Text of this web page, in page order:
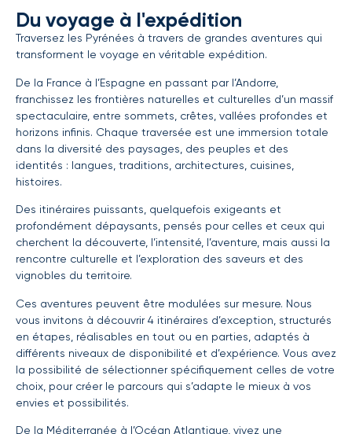
Du voyage à l'expédition
Traversez les Pyrénées à travers de grandes aventures qui
transforment le voyage en véritable expédition.
De la France à l’Espagne en passant par l’Andorre,
franchissez les frontières naturelles et culturelles d’un massif
spectaculaire, entre sommets, crêtes, vallées profondes et
horizons infinis. Chaque traversée est une immersion totale
dans la diversité des paysages, des peuples et des
identités : langues, traditions, architectures, cuisines,
histoires.
Des itinéraires puissants, quelquefois exigeants et
profondément dépaysants, pensés pour celles et ceux qui
cherchent la découverte, l’intensité, l’aventure, mais aussi la
rencontre culturelle et l’exploration des saveurs et des
vignobles du territoire.
Ces aventures peuvent être modulées sur mesure. Nous
vous invitons à découvrir 4 itinéraires d’exception, structurés
en étapes, réalisables en tout ou en parties, adaptés à
différents niveaux de disponibilité et d’expérience. Vous avez
la possibilité de sélectionner spécifiquement celles de votre
choix, pour créer le parcours qui s’adapte le mieux à vos
envies et possibilités.
De la Méditerranée à l’Océan Atlantique, vivez une